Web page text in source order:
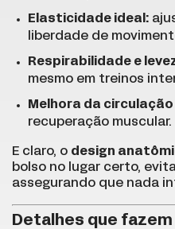
Elasticidade ideal:
liberdade de
Respirabilidade e
mesmo em treinos
Melhora da
recuperação muscular.
E claro, o design
bolso no lugar certo,
assegurando que nada
Detalhes que